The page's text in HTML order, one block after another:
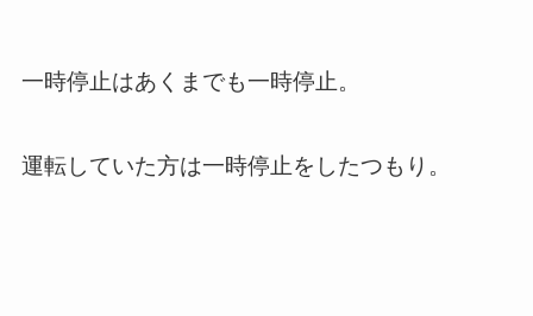
一時停止はあくまでも一時停止。
運転していた方は一時停止をしたつもり。